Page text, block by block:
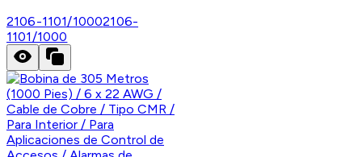
2106-1101/10002106-
1101/1000